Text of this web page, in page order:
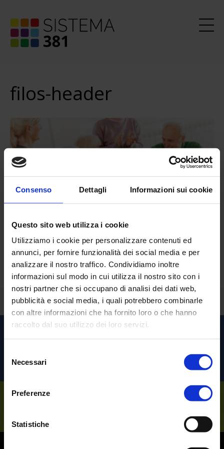
Consenso Dettagli Informazioni sui cookie
Questo sito web utilizza i cookie
Utilizziamo i cookie per personalizzare contenuti ed
annunci, per fornire funzionalità dei social media e per
analizzare il nostro traffico. Condividiamo inoltre
informazioni sul modo in cui utilizza il nostro sito con i
nostri partner che si occupano di analisi dei dati web,
pubblicità e social media, i quali potrebbero combinarle
con altre informazioni che ha fornito loro o che hanno
raccolto dal suo utilizzo dei loro servizi.
delNecessari
Preferenze
Statistiche
filos-header
Sorprendente vero?
Richiedi unademo personalizzata.
Torna indietro
Scopri le altre soluzioni per
l’Healthcare